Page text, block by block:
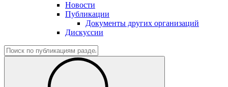
Новости
Публикации
Документы других организаций
Дискуссии